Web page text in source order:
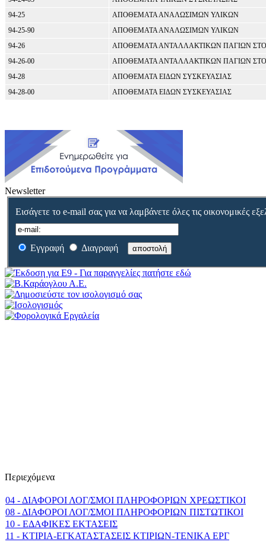
94-25
ΑΠΟΘΕΜΑΤΑ ΑΝΑΛΩΣΙΜΩΝ ΥΛΙΚΩΝ
94-25-90
ΑΠΟΘΕΜΑΤΑ ΑΝΑΛΩΣΙΜΩΝ ΥΛΙΚΩΝ
94-26
ΑΠΟΘΕΜΑΤΑ ΑΝΤΑΛΛΑΚΤΙΚΩΝ ΠΑΓΙΩΝ
94-26-00
ΑΠΟΘΕΜΑΤΑ ΑΝΤΑΛΛΑΚΤΙΚΩΝ ΠΑΓΙΩΝ
94-28
ΑΠΟΘΕΜΑΤΑ ΕΙΔΩΝ ΣΥΣΚΕΥΑΣΙΑΣ
94-28-00
ΑΠΟΘΕΜΑΤΑ ΕΙΔΩΝ ΣΥΣΚΕΥΑΣΙΑΣ
Newsletter
Εισάγετε το e-mail σας για να λαμβάνετε όλες τις οικονομικές
Εγγραφή Διαγραφή αποστολή
Περιεχόμενα
04 - ΔΙΑΦΟΡΟΙ ΛΟΓ/ΣΜΟΙ ΠΛΗΡΟΦΟΡΙΩΝ ΧΡΕΩΣΤΙΚΟΙ
08 - ΔΙΑΦΟΡΟΙ ΛΟΓ/ΣΜΟΙ ΠΛΗΡΟΦΟΡΙΩΝ ΠΙΣΤΩΤΙΚΟΙ
10 - EΔAΦIKEΣ EKTAΣEIΣ
11 - KTIPIA-EΓKATAΣTAΣEIΣ KTIPIΩN-TENIKA EPΓ